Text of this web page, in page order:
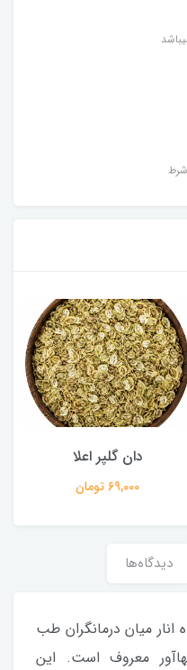
دان گلپر اعلا
69,000 تومان
دیدگاه‌ها
میان درمانگران طب
معروف است. این